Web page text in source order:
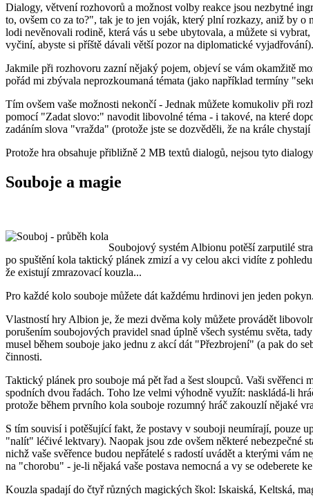
Dialogy, větvení rozhovorů a možnost volby reakce jsou nezbytné
to, ovšem co za to?", tak je to jen voják, který plní rozkazy, aniž by o
lodi nevěnovali rodině, která vás u sebe ubytovala, a můžete si
vyčiní, abyste si příště dávali větší pozor na diplomatické vyjadřování).
Jakmile při rozhovoru zazní nějaký pojem, objeví se vám okamžitě
pořád mi zbývala neprozkoumaná témata (jako například termíny
Tím ovšem vaše možnosti nekončí - Jednak můžete komukoliv při
pomocí "Zadat slovo:" navodit libovolné téma - i takové, na které
zadáním slova "vražda" (protože jste se dozvěděli, že na krále
Protože hra obsahuje přibližně 2 MB textů dialogů, nejsou tyto
Souboje a magie
Soubojový systém Albionu potěší zarputilé
po spuštění kola taktický plánek zmizí a vy celou akci vidíte z
že existují zmrazovací kouzla...
Pro každé kolo souboje můžete dát každému hrdinovi jen jeden
Vlastností hry Albion je, že mezi dvěma koly můžete provádět
porušením soubojových pravidel snad úplně všech systému světa,
musel během souboje jako jednu z akcí dát "Přezbrojení" (a pak do
činnosti.
Taktický plánek pro souboje má pět řad a šest sloupců. Vaši
spodních dvou řadách. Toho lze velmi výhodně využít: naskládá-li
protože během prvního kola souboje rozumný hráč zakouzlí nějaké
S tím souvisí i potěšující fakt, že postavy v souboji neumírají, pouze
"nalít" léčivé lektvary). Naopak jsou zde ovšem některé nebezpečné
nichž vaše svěřence budou nepřátelé s radostí uvádět a kterými
na "chorobu" - je-li nějaká vaše postava nemocná a vy se odeberete
Kouzla spadají do čtyř různých magických škol: Iskaiská, Keltská,